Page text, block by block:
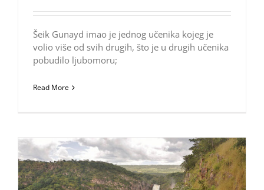
Šeik Gunayd imao je jednog učenika kojeg je
volio više od svih drugih, što je u drugih učenika
pobudilo ljubomoru;
Read More